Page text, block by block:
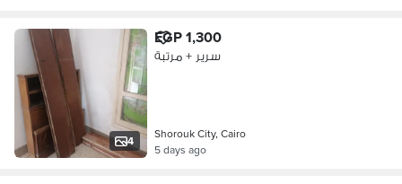
4
EGP 1,300
سرير + مرتبة
Shorouk City, Cairo
5 days ago